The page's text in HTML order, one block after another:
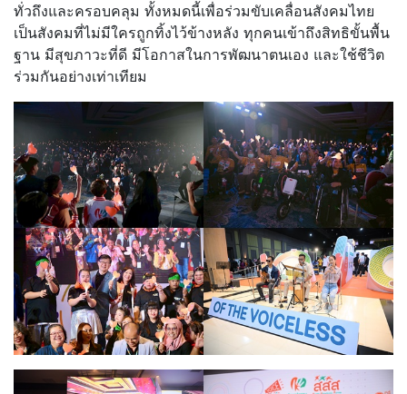
ทั่วถึงและครอบคลุม ทั้งหมดนี้เพื่อร่วมขับเคลื่อนสังคมไทย
เป็นสังคมที่ไม่มีใครถูกทิ้งไว้ข้างหลัง ทุกคนเข้าถึงสิทธิขั้นพื้น
ฐาน มีสุขภาวะที่ดี มีโอกาสในการพัฒนาตนเอง และใช้ชีวิต
ร่วมกันอย่างเท่าเทียม